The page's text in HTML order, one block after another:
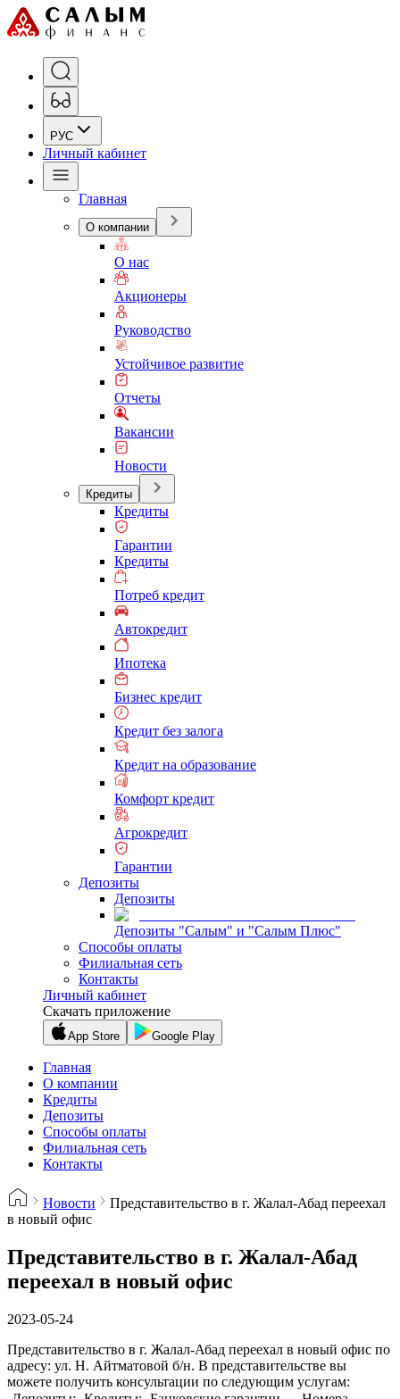
РУС
Личный кабинет
Главная
О компании
О нас
Акционеры
Руководство
Устойчивое развитие
Отчеты
Вакансии
Новости
Кредиты
Кредиты
Гарантии
Кредиты
Потреб кредит
Автокредит
Ипотека
Бизнес кредит
Кредит без залога
Кредит на образование
Комфорт кредит
Агрокредит
Гарантии
Депозиты
Депозиты
Депозиты "Салым" и "Салым Плюс"
Способы оплаты
Филиальная сеть
Контакты
Личный кабинет
Скачать приложение
App Store Google Play
Главная
О компании
Кредиты
Депозиты
Способы оплаты
Филиальная сеть
Контакты
Новости
Представительство в г. Жалал-Абад переехал
в новый офис
Представительство в г. Жалал-Абад
переехал в новый офис
2023-05-24
Представительство в г. Жалал-Абад переехал в новый офис по
адресу: ул. Н. Айтматовой б/н. В представительстве вы
можете получить консультации по следующим услугам: